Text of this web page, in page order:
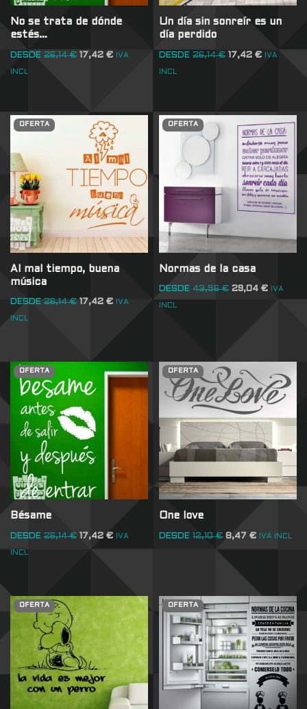
No se trata de dónde
estés…
DESDE 26,14€ 17,42 € IVA
INCL
Un día sin sonreír es un
día perdido
DESDE 26,14€ 17,42€ IVA
INCL
OFERTA
Al mal tiempo, buena
música
DESDE 26,14€ 17,42 € IVA
INCL
OFERTA
Normas de la casa
DESDE 43,56€ 29,04€ IVA
INCL
OFERTA
Bésame
DESDE 26,14€ 17,42 € IVA
INCL
OFERTA
One love
DESDE 12,10€ 8,47€ IVA INCL
OFERTA OFERTA